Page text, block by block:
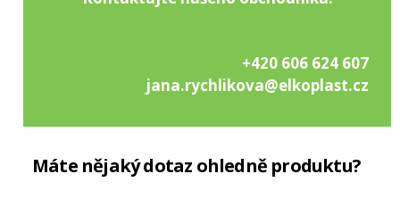
+420 606 624 607
jana.rychlikova@elkoplast.cz
Máte nějaký dotaz ohledně produktu?